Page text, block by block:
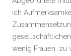
ich
wenig Frauen, zu